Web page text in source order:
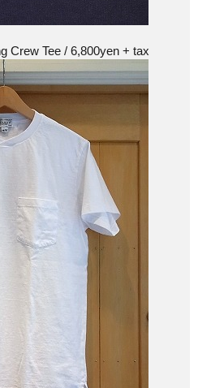
Crew Tee / 6,800yen + tax